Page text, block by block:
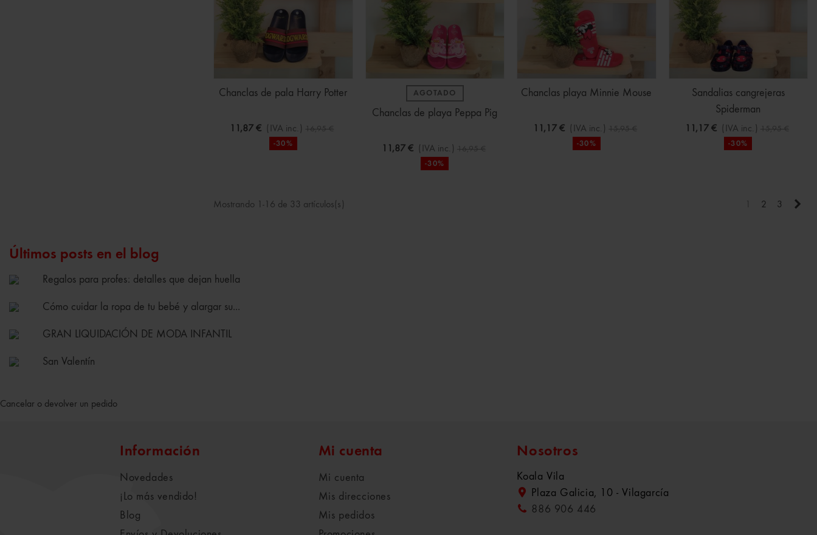
Chanclas de pala Harry Potter
11,87 € (IVA inc.) 16,95 €
-30%
AGOTADO
Chanclas de playa Peppa Pig
11,87 € (IVA inc.) 16,95 €
-30%
Chanclas playa Minnie Mouse
11,17 € (IVA inc.) 15,95 €
-30%
Sandalias cangrejeras
Spiderman
11,17 € (IVA inc.) 15,95 €
-30%
Mostrando 1-16 de 33 artículos(s) 2 3
Últimos posts en el blog
Regalos para profes: detalles que dejan huella
Cómo cuidar la ropa de tu bebé y alargar su...
GRAN LIQUIDACIÓN DE MODA INFANTIL
San Valentín
Cancelar o devolver un pedido
Información
Novedades
¡Lo más vendido!
Blog
Mi cuenta
Mi cuenta
Mis direcciones
Mis pedidos
Nosotros
Koala Vila
Plaza Galicia, 10 - Vilagarcía
886 906 446